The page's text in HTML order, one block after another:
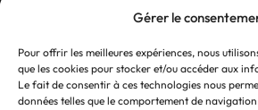
Gérer le
Pour offrir les meilleures expériences, nous
que les cookies pour stocker et/ou accéder aux
Le fait de consentir à ces technologies nous
données telles que le comportement de navigation
Ailettes Bull’s Turbine
1, 50€